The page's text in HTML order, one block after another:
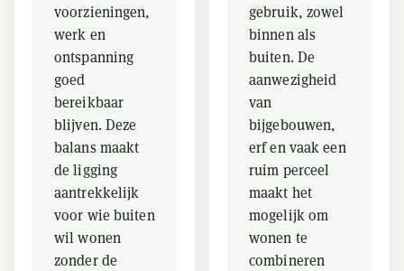
voorzieningen,
werk en
ontspanning
goed
bereikbaar
blijven. Deze
balans maakt
de ligging
aantrekkelijk
voor wie buiten
wil wonen
zonder de
gebruik, zowel
binnen als
buiten. De
aanwezigheid
van
bijgebouwen,
erf en vaak een
ruim perceel
maakt het
mogelijk om
wonen te
combineren